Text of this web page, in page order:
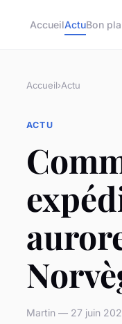
AccueilActuBon
Accueil›Actu
ACTU
Martin — 27 juin